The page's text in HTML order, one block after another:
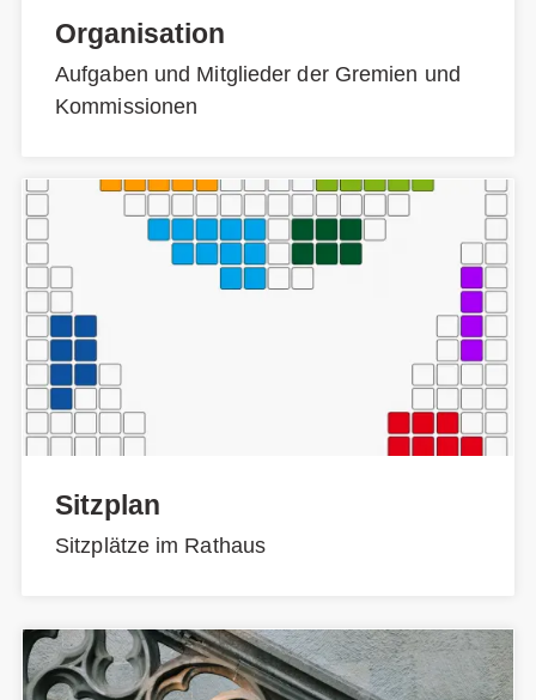
Organisation
Aufgaben und Mitglieder der Gremien und
Kommissionen
Sitzplan
Sitzplätze im Rathaus